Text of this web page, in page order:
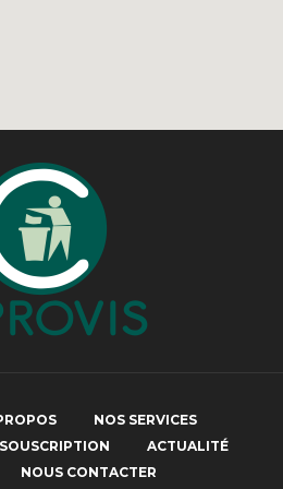
NOS SERVICES
SOUSCRIPTION
ACTUALITÉ
NOUS CONTACTER